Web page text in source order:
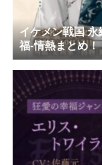
イケメン戦国
福-情熱まとめ！